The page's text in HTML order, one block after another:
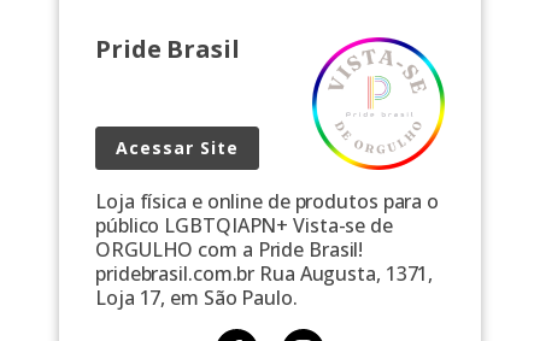
Pride Brasil
Acessar Site
Loja física e online de produtos para o
público LGBTQIAPN+ Vista-se de
ORGULHO com a Pride Brasil!
pridebrasil.com.br Rua Augusta, 1371,
Loja 17, em São Paulo.